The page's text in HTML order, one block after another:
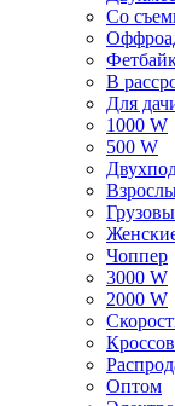
Со
В
Для
1000 W
500 W
Чоппер
3000 W
2000 W
Оптом